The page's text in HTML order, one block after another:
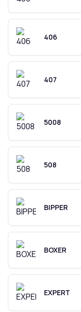
406
407
5008
508
BIPPER
BOXER
EXPERT